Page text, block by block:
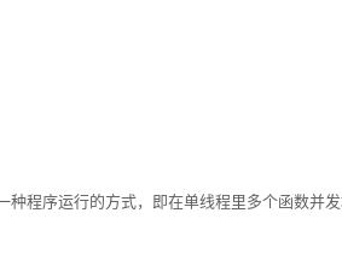
种程序运行的方式，即在单线程里多个函数